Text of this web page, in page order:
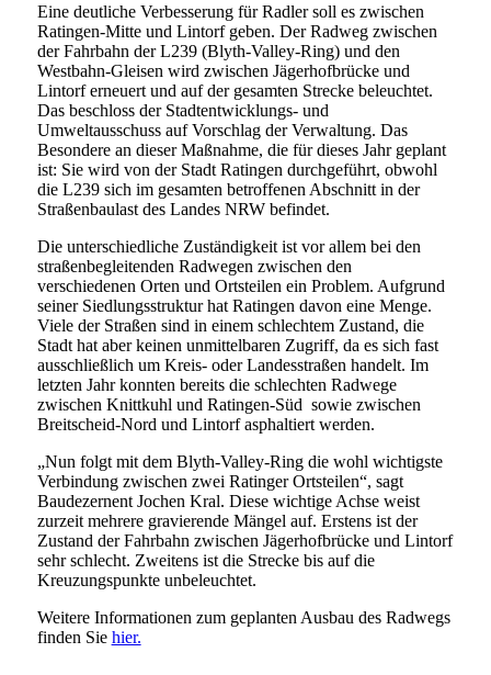
Eine deutliche Verbesserung für Radler soll es zwischen
Ratingen-Mitte und Lintorf geben. Der Radweg zwischen
der Fahrbahn der L239 (Blyth-Valley-Ring) und den
Westbahn-Gleisen wird zwischen Jägerhofbrücke und
Lintorf erneuert und auf der gesamten Strecke beleuchtet.
Das beschloss der Stadtentwicklungs- und
Umweltausschuss auf Vorschlag der Verwaltung. Das
Besondere an dieser Maßnahme, die für dieses Jahr geplant
ist: Sie wird von der Stadt Ratingen durchgeführt, obwohl
die L239 sich im gesamten betroffenen Abschnitt in der
Straßenbaulast des Landes NRW befindet.
Die unterschiedliche Zuständigkeit ist vor allem bei den
straßenbegleitenden Radwegen zwischen den
verschiedenen Orten und Ortsteilen ein Problem. Aufgrund
seiner Siedlungsstruktur hat Ratingen davon eine Menge.
Viele der Straßen sind in einem schlechtem Zustand, die
Stadt hat aber keinen unmittelbaren Zugriff, da es sich fast
ausschließlich um Kreis- oder Landesstraßen handelt. Im
letzten Jahr konnten bereits die schlechten Radwege
zwischen Knittkuhl und Ratingen-Süd sowie zwischen
Breitscheid-Nord und Lintorf asphaltiert werden.
„Nun folgt mit dem Blyth-Valley-Ring die wohl wichtigste
Verbindung zwischen zwei Ratinger Ortsteilen“, sagt
Baudezernent Jochen Kral. Diese wichtige Achse weist
zurzeit mehrere gravierende Mängel auf. Erstens ist der
Zustand der Fahrbahn zwischen Jägerhofbrücke und Lintorf
sehr schlecht. Zweitens ist die Strecke bis auf die
Kreuzungspunkte unbeleuchtet.
Weitere Informationen zum geplanten Ausbau des Radwegs
finden Sie hier.